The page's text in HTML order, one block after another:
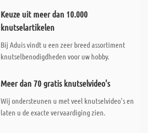
Keuze uit meer dan 10.000
knutselartikelen
Bij Aduis vindt u een zeer breed assortiment
knutselbenodigdheden voor uw hobby.
Meer dan 70 gratis knutselvideo's
Wij ondersteunen u met veel knutselvideo's en
laten u de exacte vervaardiging zien.